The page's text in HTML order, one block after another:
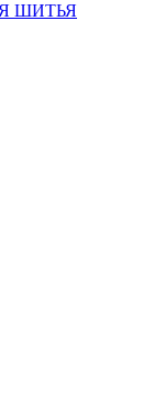
ШИТЬЯ